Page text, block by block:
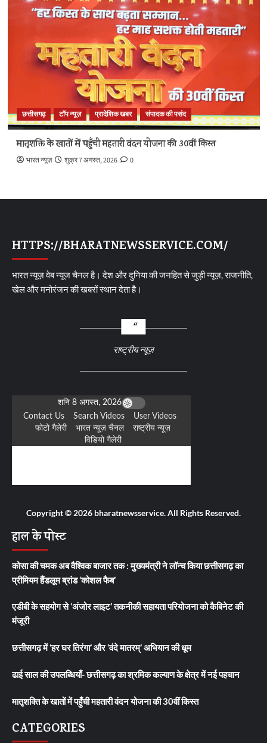
छत्तीसगढ़ टॉप न्यूज़ प्रादेशिक खबर संपादक की पसंद
मातृशक्ति के खातों में पहुँची महतारी वंदन योजना की 30वीं किस्त
भारत न्यूज़ शुक्र 7 अगस्त, 2026 0
HTTPS://BHARATNEWSSERVICE.COM/
भारत न्यूज़ वेब न्यूज चैनल है। देश और दुनिया की जनहित से जुड़ी न्यूज़, राजनीति,
खेल और मनोरंजन की खबरों स्थान देता है।
राष्ट्रीय न्यूज़
Copyright © 2026 bharatnewsservice. All Rights Reserved.
हाल के पोस्ट
कोसा की चमक अब वैश्विक बाजार तक : मुख्यमंत्री ने लॉन्च किया छत्तीसगढ़ का
प्रीमियम हैंडलूम ब्रांड ‘कोशल फैब’
एडीबी के सहयोग से ‘अंजोर लाइट’ तकनीकी सहायता परियोजना को कैबिनेट की
मंजूरी
छत्तीसगढ़ में ‘हर घर तिरंगा’ और ‘वंदे मातरम्’ अभियान की धूम
ढाई साल की उपलब्धियाँ- छत्तीसगढ़ का श्रमिक कल्याण के क्षेत्र में नई पहचान
मातृशक्ति के खातों में पहुँची महतारी वंदन योजना की 30वीं किस्त
CATEGORIES